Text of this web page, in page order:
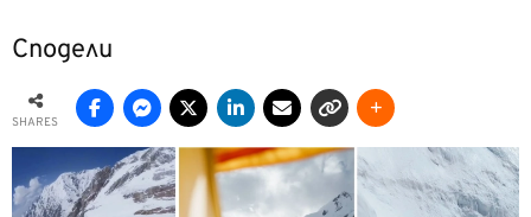
Сподели
SHARES